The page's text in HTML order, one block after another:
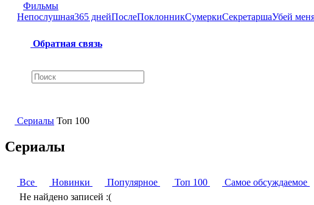
Фильмы
Непослушная365 днейПослеПоклонникСумеркиСекретаршаУбей
Обратная связь
Сериалы Топ 100
Сериалы
Все Новинки Популярное Топ 100 Самое обсуждаемое
Не найдено записей :(